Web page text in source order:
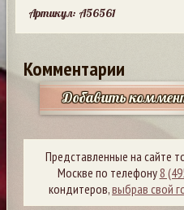
Артикул: A56561
Комментарии
Добавить
Представленные на сайте
Москве по телефону8
кондитеров,выбрав свой